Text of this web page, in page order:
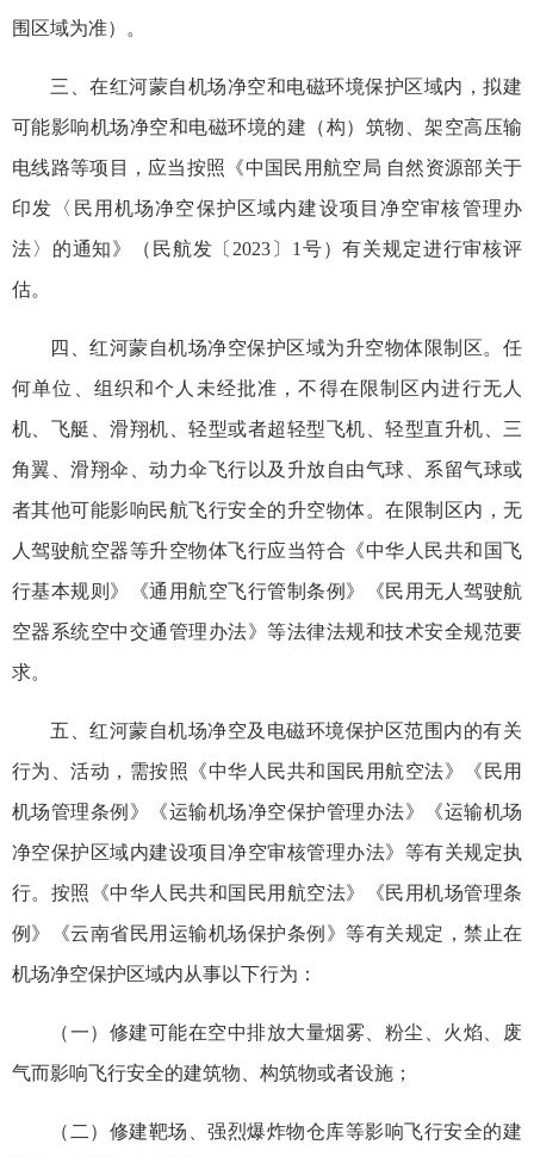
围区域为准）。
三、在红河蒙自机场净空和电磁环境保护区域内，拟建
可能影响机场净空和电磁环境的建（构）筑物、架空高压输
电线路等项目，应当按照《中国民用航空局 自然资源部关于
印发〈民用机场净空保护区域内建设项目净空审核管理办
法〉的通知》（民航发〔2023〕1号）有关规定进行审核评
估。
四、红河蒙自机场净空保护区域为升空物体限制区。任
何单位、组织和个人未经批准，不得在限制区内进行无人
机、飞艇、滑翔机、轻型或者超轻型飞机、轻型直升机、三
角翼、滑翔伞、动力伞飞行以及升放自由气球、系留气球或
者其他可能影响民航飞行安全的升空物体。在限制区内，无
人驾驶航空器等升空物体飞行应当符合《中华人民共和国飞
行基本规则》《通用航空飞行管制条例》《民用无人驾驶航
空器系统空中交通管理办法》等法律法规和技术安全规范要
求。
五、红河蒙自机场净空及电磁环境保护区范围内的有关
行为、活动，需按照《中华人民共和国民用航空法》《民用
机场管理条例》《运输机场净空保护管理办法》《运输机场
净空保护区域内建设项目净空审核管理办法》等有关规定执
行。按照《中华人民共和国民用航空法》《民用机场管理条
例》《云南省民用运输机场保护条例》等有关规定，禁止在
机场净空保护区域内从事以下行为：
（一）修建可能在空中排放大量烟雾、粉尘、火焰、废
气而影响飞行安全的建筑物、构筑物或者设施；
（二）修建靶场、强烈爆炸物仓库等影响飞行安全的建